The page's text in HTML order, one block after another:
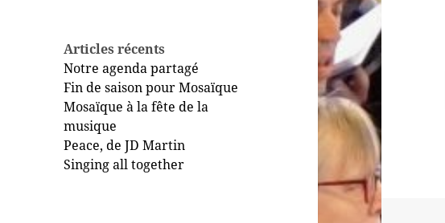
Articles récents
Notre agenda partagé
Fin de saison pour Mosaïque
Mosaïque à la fête de la
musique
Peace, de JD Martin
Singing all together